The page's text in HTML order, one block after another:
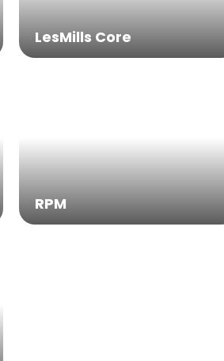
LesMills Core
RPM